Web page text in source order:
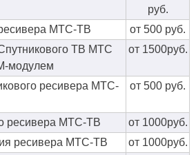
руб.
МТС-ТВ
от 500 руб.
ТВ МТС
модулем
от 1500руб.
ресивера МТС-
от 500 руб.
ресивера МТС-ТВ
от 1000руб.
ресивера МТС-ТВ
от 1000руб.